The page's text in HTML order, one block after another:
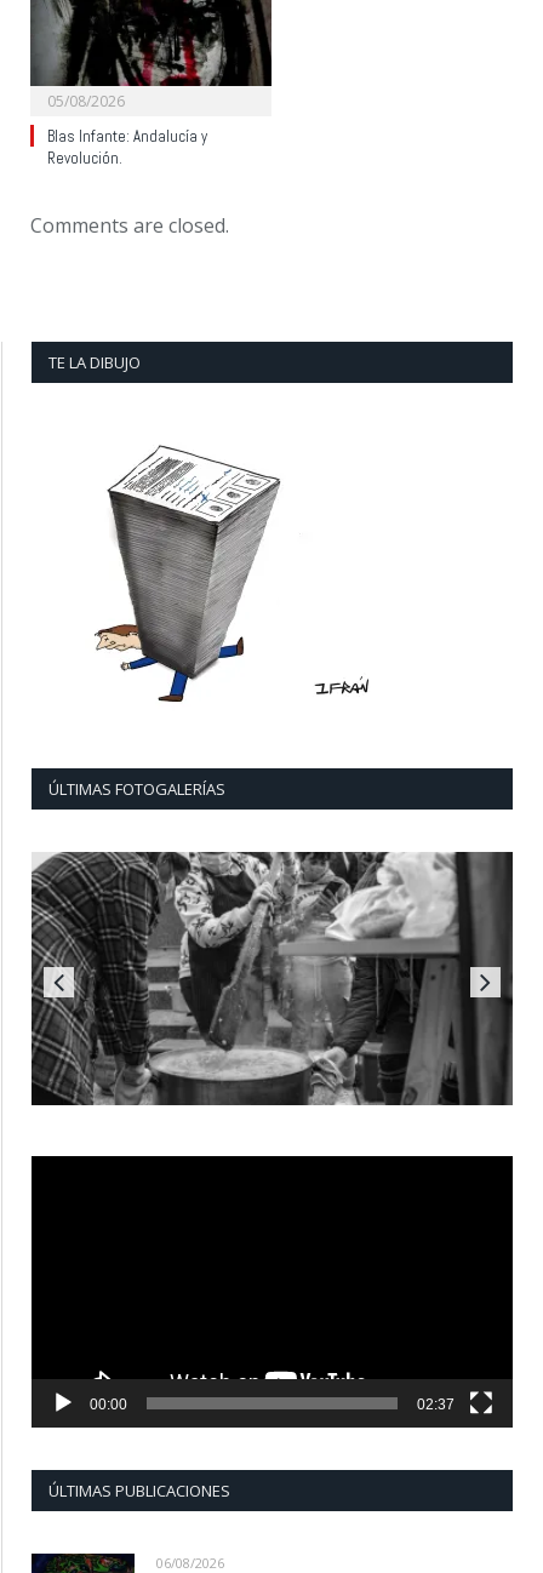
05/08/2026
Blas Infante: Andalucía y
Revolución.
Comments are closed.
TE LA DIBUJO
ÚLTIMAS FOTOGALERÍAS
00:00 02:37
ÚLTIMAS PUBLICACIONES
06/08/2026